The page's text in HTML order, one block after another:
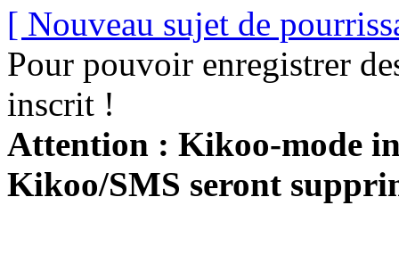
[ Nouveau sujet de
Pour pouvoir enregistrer
inscrit !
Attention : Kikoo-mode
Kikoo/SMS seront